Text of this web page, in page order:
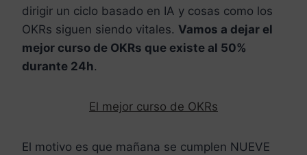
dirigir un ciclo basado en IA y cosas como los
OKRs siguen siendo vitales. Vamos a dejar el
mejor curso de OKRs que existe al 50%
durante 24h.
El mejor curso de OKRs
El motivo es que mañana se cumplen NUEVE